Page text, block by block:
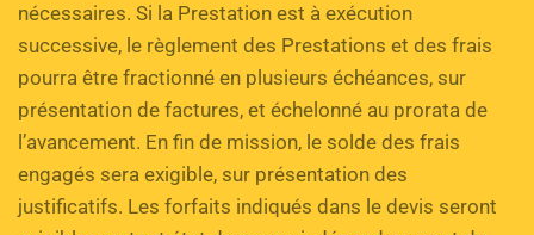
nécessaires. Si la Prestation est à exécution
successive, le règlement des Prestations et des frais
pourra être fractionné en plusieurs échéances, sur
présentation de factures, et échelonné au prorata de
l’avancement. En fin de mission, le solde des frais
engagés sera exigible, sur présentation des
justificatifs. Les forfaits indiqués dans le devis seront